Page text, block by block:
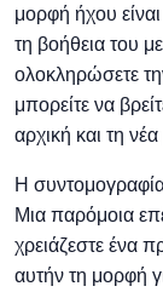
μορφή ήχου
τη βοήθεια του
ολοκληρώσετε
μπορείτε να
αρχική και τη
Η
Μια παρόμοια
χρειάζεστε ένα
αυτήν τη μορφή